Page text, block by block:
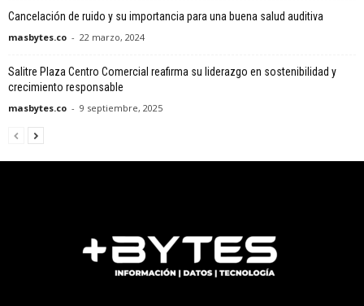
Cancelación de ruido y su importancia para una buena salud auditiva
masbytes.co - 22 marzo, 2024
Salitre Plaza Centro Comercial reafirma su liderazgo en sostenibilidad y
crecimiento responsable
masbytes.co - 9 septiembre, 2025